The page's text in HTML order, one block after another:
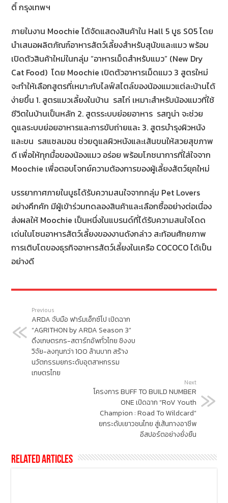
ติ์ กรุงเทพฯ
ภายในงาน Moochie ได้จัดแสดงสินค้าใน Hall 5 บูธ S05 โดย
นำเสนอผลิตภัณฑ์อาหารสัตว์เลี้ยงสำหรับสุนัขและแมว พร้อม
เปิดตัวสินค้าใหม่ในกลุ่ม “อาหารเม็ดสำหรับแมว” (New Dry
Cat Food) โดย Moochie เปิดตัวอาหารเม็ดแมว 3 สูตรใหม่
จะทำให้เลือกสูตรที่เหมาะกับไลฟ์สไตล์ของน้องแมวแต่ละบ้านได้
ง่ายขึ้น 1. สูตรแมวเลี้ยงในบ้าน รสไก่ เหมาะสำหรับน้องแมวที่ใช้
ชีวิตในบ้านเป็นหลัก 2. สูตรระบบย่อยอาหาร รสทูน่า จะช่วย
ดูแลระบบย่อยอาหารและการขับถ่ายและ 3. สูตรบำรุงผิวหนัง
และขน รสแซลมอน ช่วยดูแลผิวหนังและเส้นขนให้สวยสุขภาพ
ดี เพื่อให้ทุกมื้อของน้องแมว อร่อย พร้อมโภชนาการที่ใส่ใจจาก
Moochie เพื่อตอบโจทย์ความต้องการของผู้เลี้ยงสัตว์ยุคใหม่
บรรยากาศภายในบูธได้รับความสนใจจากกลุ่ม Pet Lovers
อย่างคึกคัก มีผู้เข้าร่วมทดลองสินค้าและเลือกซื้ออย่างต่อเนื่อง
ส่งผลให้ Moochie เป็นหนึ่งในแบรนด์ที่ได้รับความสนใจโดด
เด่นในโซนอาหารสัตว์เลี้ยงของงานดังกล่าว สะท้อนศักยภาพ
การเติบโตของธุรกิจอาหารสัตว์เลี้ยงในเครือ COCOCO ได้เป็น
อย่างดี
Previous
ARDA จับมือ ฟาร์มเอ็กซ์โป เปิดฉาก
“AGRITHON by ARDA Season 3”
ดึงเกษตรกร-สตาร์ทอัพทั่วไทย ชิงงบ
วิจัย-ลงทุนกว่า 100 ล้านบาท สร้าง
นวัตกรรมยกระดับอุตสาหกรรม
เกษตรไทย
Next
โครงการ BUFF TO BUILD NUMBER
ONE เปิดฉาก “RoV Youth
Champion : Road To Wildcard”
ยกระดับเยาวชนไทย สู่เส้นทางอาชีพ
อีสปอร์ตอย่างยั่งยืน
Related Articles